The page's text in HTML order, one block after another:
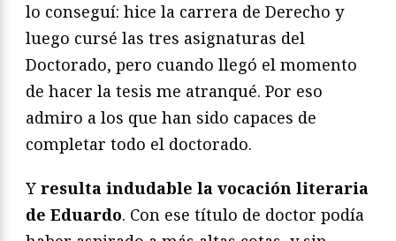
lo conseguí: hice la carrera de Derecho y
luego cursé las tres asignaturas del
Doctorado, pero cuando llegó el momento
de hacer la tesis me atranqué. Por eso
admiro a los que han sido capaces de
completar todo el doctorado.
Y resulta indudable la vocación literaria
de Eduardo. Con ese título de doctor podía